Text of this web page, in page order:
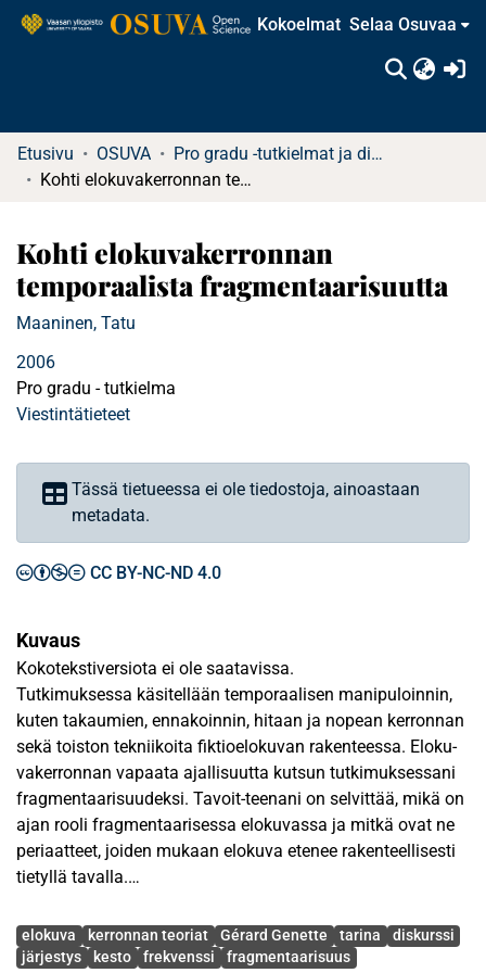
Kokoelmat Selaa Osuvaa
Etusivu OSUVA
Pro gradu -tutkielmat ja diplomityöt
Kohti elokuvakerronnan temporaalista fragmentaarisuutta
Kohti elokuvakerronnan
temporaalista fragmentaarisuutta
Maaninen, Tatu
2006
Pro gradu - tutkielma
Viestintätieteet
Tässä tietueessa ei ole tiedostoja, ainoastaan
metadata.
CC BY-NC-ND 4.0
Kuvaus
Kokotekstiversiota ei ole saatavissa.
Tutkimuksessa käsitellään temporaalisen manipuloinnin,
kuten takaumien, ennakoinnin, hitaan ja nopean kerronnan
sekä toiston tekniikoita fiktioelokuvan rakenteessa. Eloku-
vakerronnan vapaata ajallisuutta kutsun tutkimuksessani
fragmentaarisuudeksi. Tavoit-teenani on selvittää, mikä on
ajan rooli fragmentaarisessa elokuvassa ja mitkä ovat ne
periaatteet, joiden mukaan elokuva etenee rakenteellisesti
tietyllä tavalla.
Olen käyttänyt tutkimuksessani etenkin ranskalaisen
strukturalistin Gérard Genetten teoriaa ajan
Avainsanat
elokuva kerronnan teoriat Gérard Genette tarina
diskurssi
järjestys
kesto frekvenssi fragmentaarisuus